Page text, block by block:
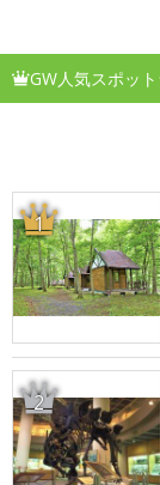
GW人気スポッ
1
2